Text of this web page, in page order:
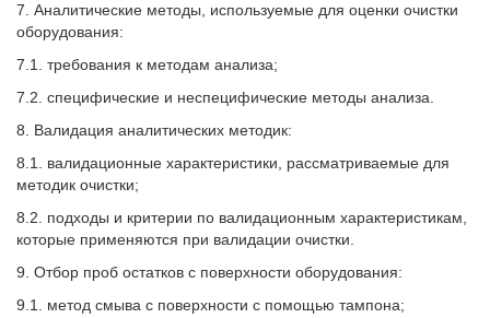
7. Аналитические методы, используемые для оценки очистки
оборудования:
7.1. требования к методам анализа;
7.2. специфические и неспецифические методы анализа.
8. Валидация аналитических методик:
8.1. валидационные характеристики, рассматриваемые для
методик очистки;
8.2. подходы и критерии по валидационным характеристикам,
которые применяются при валидации очистки.
9. Отбор проб остатков с поверхности оборудования:
9.1. метод смыва с поверхности с помощью тампона;